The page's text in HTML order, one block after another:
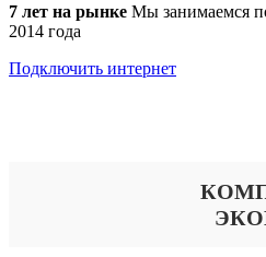
7 лет на рынке Мы занимаемся
2014 года
Подключить интернет